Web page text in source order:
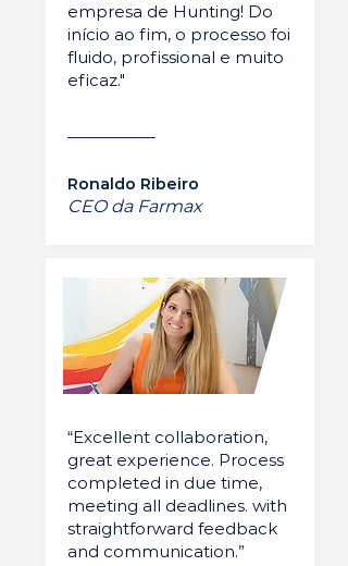
empresa de Hunting! Do
início ao fim, o processo foi
fluido, profissional e muito
eficaz."
Ronaldo Ribeiro
CEO da Farmax
“Excellent collaboration,
great experience. Process
completed in due time,
meeting all deadlines. with
straightforward feedback
and communication.”